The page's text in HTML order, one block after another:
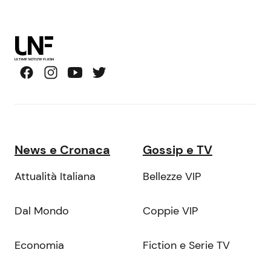
News e Cronaca
Attualità Italiana
Dal Mondo
Economia
Gossip e TV
Bellezze VIP
Coppie VIP
Fiction e Serie TV